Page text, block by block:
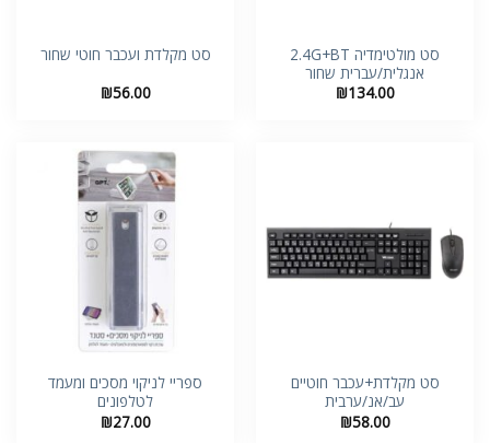
סט מולטימדיה 2.4G+BT
אנגלית/עברית שחור
₪134.00
סט מקלדת ועכבר חוטי שחור
₪56.00
סט מקלדת+עכבר חוטיים
עב/אנ/ערבית
₪58.00
ספריי לניקוי מסכים ומעמד
לטלפונים
₪27.00